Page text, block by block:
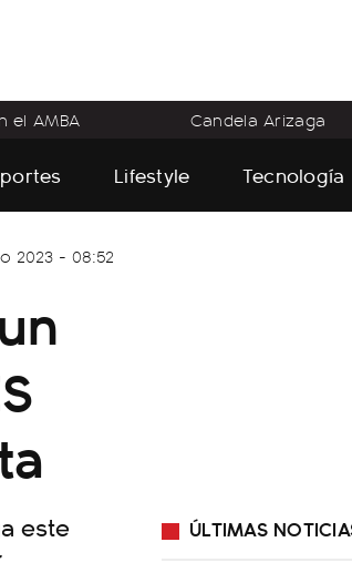
el AMBA Candela Arizaga
Lifestyle Tecnología
2023 - 08:52
este
ÚLTIMAS